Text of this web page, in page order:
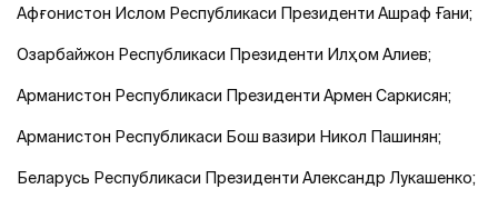
Афғонистон Ислом Республикаси Президенти Ашраф Ғани;
Озарбайжон Республикаси Президенти Илҳом Алиев;
Арманистон Республикаси Президенти Армен Саркисян;
Арманистон Республикаси Бош вазири Никол Пашинян;
Беларусь Республикаси Президенти Александр Лукашенко;